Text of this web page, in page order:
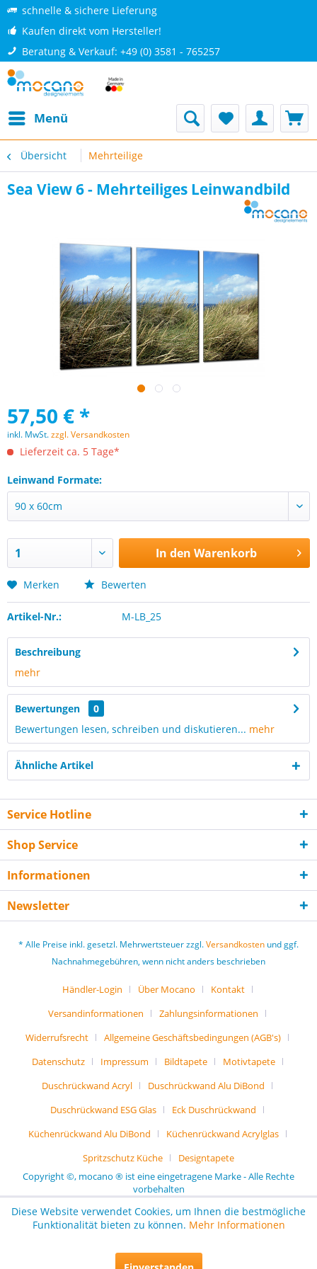
schnelle & sichere Lieferung
Kaufen direkt vom Hersteller!
Beratung & Verkauf: +49 (0) 3581 - 765257
Menü
Übersicht Mehrteilige
Sea View 6 - Mehrteiliges Leinwandbild
57,50 € *
inkl. MwSt.zzgl. Versandkosten
Lieferzeit ca. 5 Tage*
Leinwand Formate:
In den Warenkorb
Merken Bewerten
Artikel-Nr.: M-LB_25
Beschreibung
mehr
Bewertungen
0
Bewertungen lesen, schreiben und diskutieren... mehr
Ähnliche Artikel
Service Hotline
Shop Service
Informationen
Newsletter
* Alle Preise inkl. gesetzl. Mehrwertsteuer zzgl.Versandkosten und ggf.
Nachnahmegebühren, wenn nicht anders beschrieben
Händler-Login Über Mocano
Kontakt
Versandinformationen
Zahlungsinformationen
Widerrufsrecht
Allgemeine Geschäftsbedingungen (AGB's)
Datenschutz
Impressum Bildtapete
Motivtapete
Duschrückwand Acryl
Duschrückwand Alu DiBond
Duschrückwand ESG Glas
Eck Duschrückwand
Küchenrückwand Alu DiBond
Küchenrückwand Acrylglas
Spritzschutz Küche
Designtapete
Copyright ©, mocano ® ist eine eingetragene Marke - Alle Rechte
vorbehalten
Diese Website verwendet Cookies, um Ihnen die bestmögliche
Funktionalität bieten zu können. Mehr Informationen